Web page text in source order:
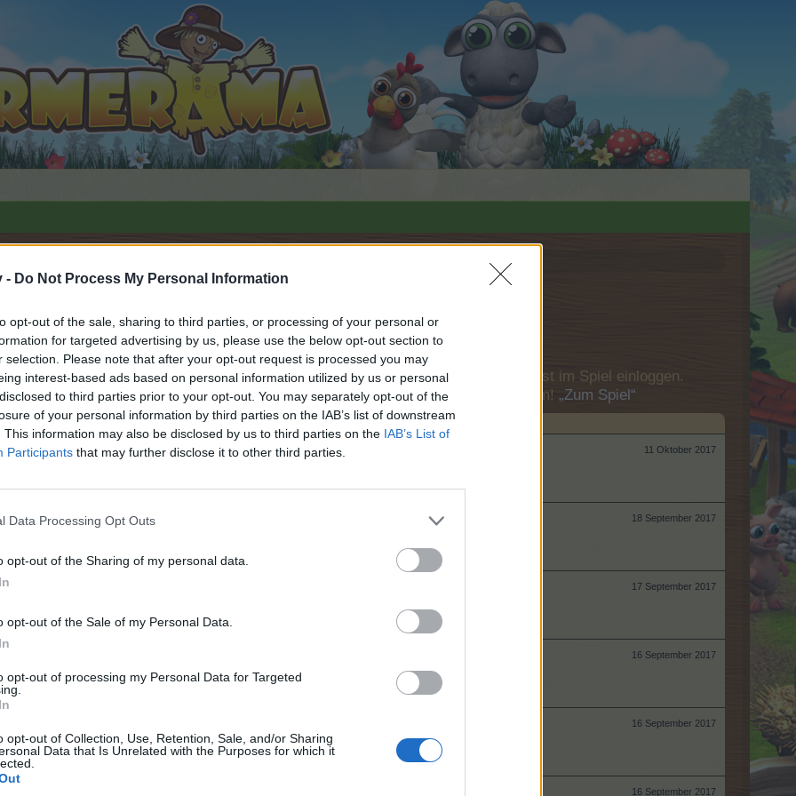
- Do Not Process My Personal Information
opt-out of the sale, sharing to third parties, or processing of your personal or
for targeted advertising by us, please use the below opt-out section to
selection. Please note that after your opt-out request is processed you may
interest-based ads based on personal information utilized by us or personal
to third parties prior to your opt-out. You may separately opt-out of the
of your personal information by third parties on the IAB’s list of downstream
This information may also be disclosed by us to third parties on the IAB’s List of
Participants that may further disclose it to other third parties.
Data Processing Opt Outs
opt-out of the Sharing of my personal data.
opt-out of the Sale of my Personal Data.
opt-out of processing my Personal Data for Targeted
opt-out of Collection, Use, Retention, Sale, and/or Sharing
Data that Is Unrelated with the Purposes for which it
teilnehmen oder eigene Themen starten möchtest, musst Du Dich bitte zunächst im Spiel einloggen.
Dich neu. Wir freuen uns auf Deinen nächsten Besuch in unserem Forum! „Zum Spiel“
11 Oktober 2017
18 September 2017
17 September 2017
16 September 2017
16 September 2017
16 September 2017